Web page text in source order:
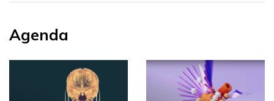
Agenda